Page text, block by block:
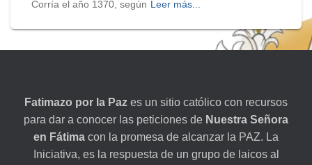
Corría el año 1370, según Leer más...
Fatimazo por la Paz es un sitio católico con recursos
para dar a conocer las peticiones de Nuestra Señora
en Fátima con la promesa de alcanzar la PAZ. La
Iniciativa, es la respuesta de un grupo de laicos al